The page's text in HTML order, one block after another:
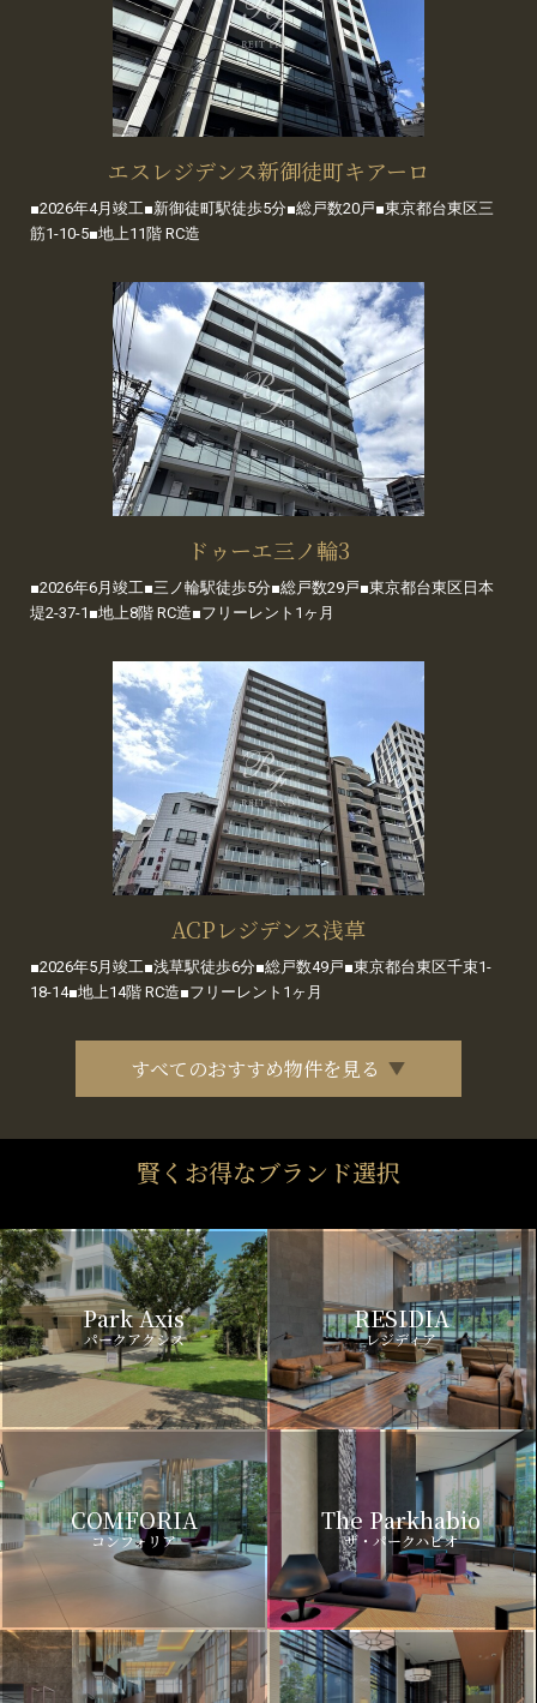
エスレジデンス新御徒町キアーロ
■2026年4月竣工■新御徒町駅徒歩5分■総戸数20戸■東京都台東区三
筋1-10-5■地上11階 RC造
ドゥーエ三ノ輪3
■2026年6月竣工■三ノ輪駅徒歩5分■総戸数29戸■東京都台東区日本
堤2-37-1■地上8階 RC造■フリーレント1ヶ月
ACPレジデンス浅草
■2026年5月竣工■浅草駅徒歩6分■総戸数49戸■東京都台東区千束1-
18-14■地上14階 RC造■フリーレント1ヶ月
すべてのおすすめ物件を見る
賢くお得なブランド選択
Park Axis
パークアクシス
RESIDIA
レジディア
COMFORIA
コンフォリア
The Parkhabio
ザ・パークハビオ